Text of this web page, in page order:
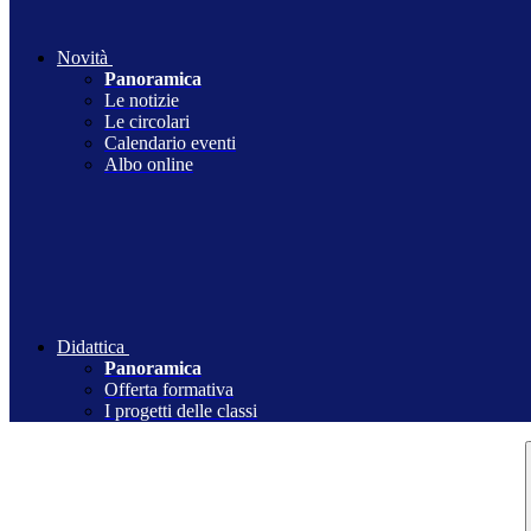
Novità
Panoramica
Le notizie
Le circolari
Calendario eventi
Albo online
Didattica
Panoramica
Offerta formativa
I progetti delle classi